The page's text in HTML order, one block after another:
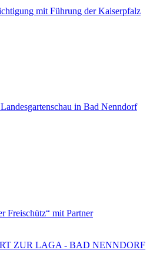
mit Führung der Kaiserpfalz
in Bad Nenndorf
Freischütz“ mit Partner
ZUR LAGA - BAD NENNDORF